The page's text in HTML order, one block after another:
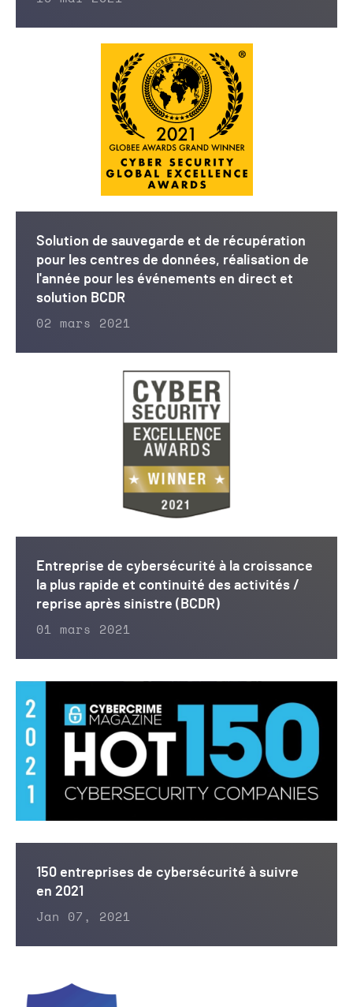
Solution de sauvegarde et de récupération
pour les centres de données, réalisation de
l'année pour les événements en direct et
solution BCDR
02 mars 2021
Entreprise de cybersécurité à la croissance
la plus rapide et continuité des activités /
reprise après sinistre (BCDR)
01 mars 2021
150 entreprises de cybersécurité à suivre
en 2021
Jan 07, 2021